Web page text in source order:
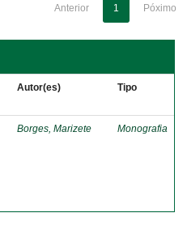
Anterior 1 Póximo
Autor(es) Tipo
Borges, Marizete Monografia